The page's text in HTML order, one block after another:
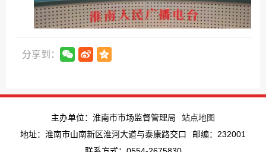
分享到：
主办单位：淮南市市场监督管理局
站点地图
地址：淮南市山南新区淮河大道与泰康路交口
邮编：232001